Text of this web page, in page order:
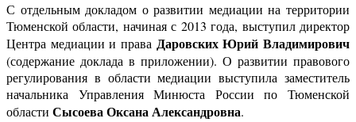
С отдельным докладом о развитии медиации на территории
Тюменской области, начиная с 2013 года, выступил директор
Центра медиации и права Даровских Юрий Владимирович
(содержание доклада в приложении). О развитии правового
регулирования в области медиации выступила заместитель
начальника Управления Минюста России по Тюменской
области Сысоева Оксана Александровна.